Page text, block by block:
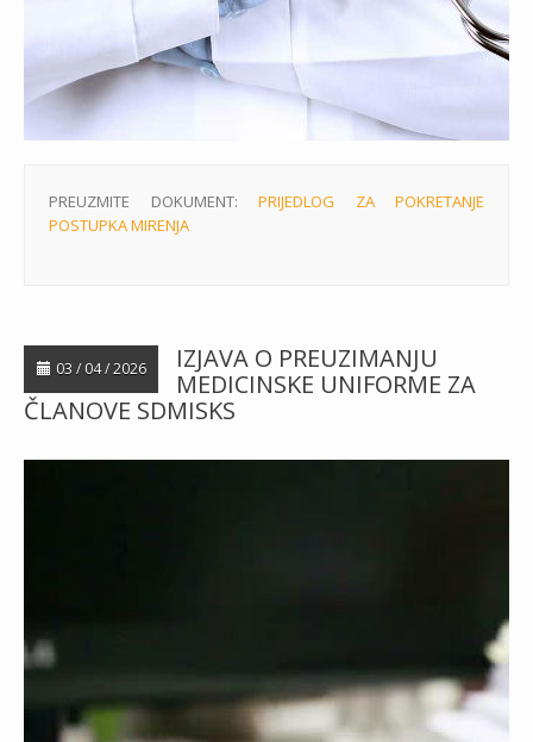
PREUZMITE DOKUMENT: PRIJEDLOG ZA POKRETANJE
POSTUPKA MIRENJA
03 / 04 / 2026
IZJAVA O PREUZIMANJU
MEDICINSKE UNIFORME ZA
ČLANOVE SDMISKS